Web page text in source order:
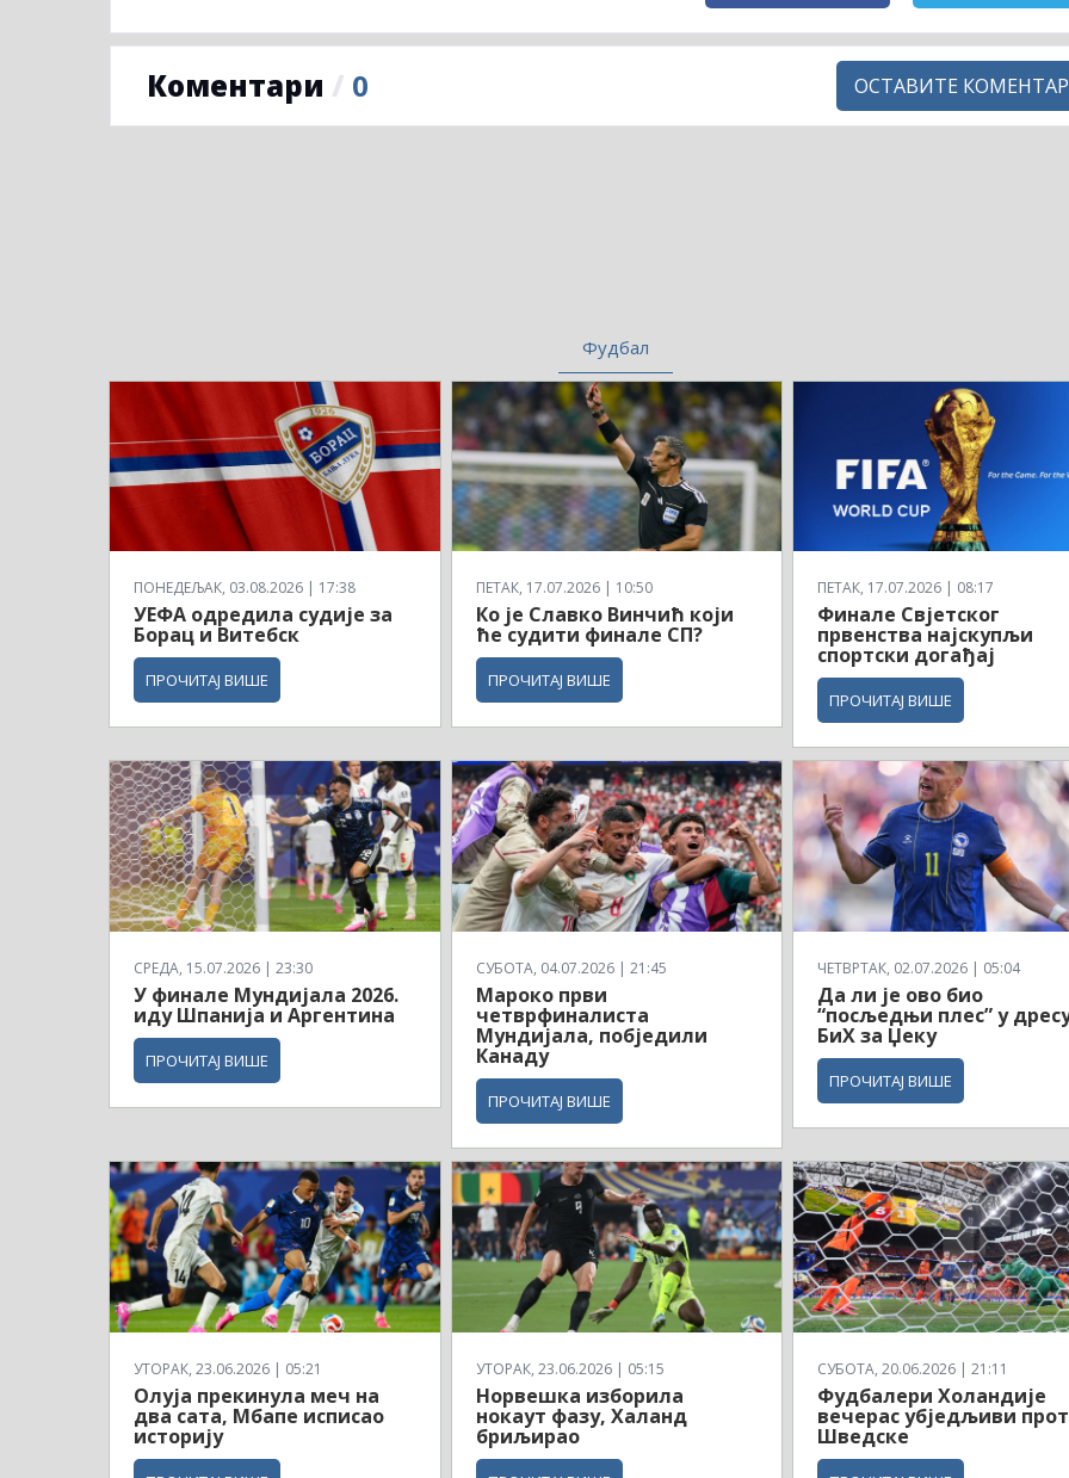
Коментари / 0 ОСТАВИТЕ КОМЕНТАР
Фудбал
ПОНЕДЕЉАК, 03.08.2026 | 17:38
УЕФА одредила судије за
Борац и Витебск
ПРОЧИТАЈ ВИШЕ
ПЕТАК, 17.07.2026 | 10:50
Ко је Славко Винчић који
ће судити финале СП?
ПРОЧИТАЈ ВИШЕ
ПЕТАК, 17.07.2026 | 08:17
Финале Свјетског
првенства најскупљи
спортски догађај
ПРОЧИТАЈ ВИШЕ
СРЕДА, 15.07.2026 | 23:30
У финале Мундијала 2026.
иду Шпанија и Аргентина
ПРОЧИТАЈ ВИШЕ
СУБОТА, 04.07.2026 | 21:45
Мароко први
четврфиналиста
Мундијала, побједили
Канаду
ПРОЧИТАЈ ВИШЕ
ЧЕТВРТАК, 02.07.2026 | 05:04
Да ли је ово био
“посљедњи плес” у
БиХ за Џеку
ПРОЧИТАЈ ВИШЕ
УТОРАК, 23.06.2026 | 05:21
Олуја прекинула меч на
два сата, Мбапе исписао
историју
УТОРАК, 23.06.2026 | 05:15
Норвешка изборила
нокаут фазу, Халанд
бриљирао
СУБОТА, 20.06.2026 | 21:11
Фудбалери Холандије
вечерас убједљиви
Шведске